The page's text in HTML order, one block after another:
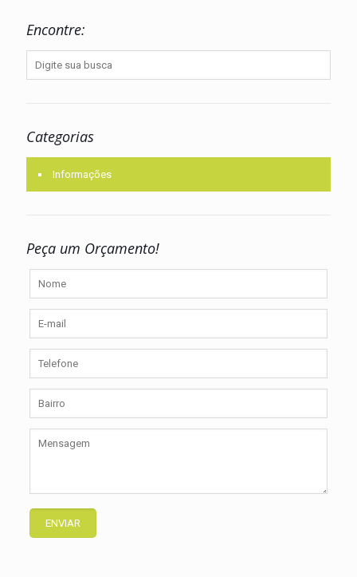
Encontre:
Categorias
Informações
Peça um Orçamento!